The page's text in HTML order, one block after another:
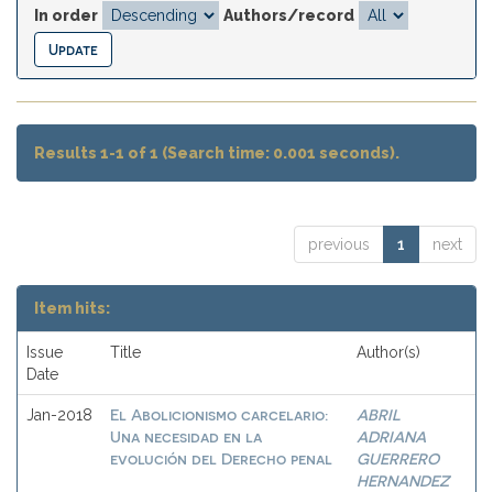
In order
Authors/record
Results 1-1 of 1 (Search time: 0.001 seconds).
previous 1 next
Item hits:
Issue
Date
Title Author(s)
Jan-2018
El Abolicionismo carcelario:
Una necesidad en la
evolución del Derecho penal
ABRIL
ADRIANA
GUERRERO
HERNANDEZ